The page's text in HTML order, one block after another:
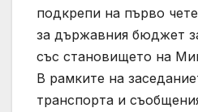
подкрепи на първо
за държавния бюджет
със становището на
В рамките на
транспорта и